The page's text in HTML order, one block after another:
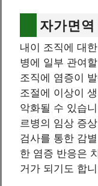
자가면
내이 조직에 대
병에 일부 관여
조직에 염증이
조절에 이상이
악화될 수 있습
르병의 임상 증
검사를 통한 감
한 염증 반응은
거가 되기도 합